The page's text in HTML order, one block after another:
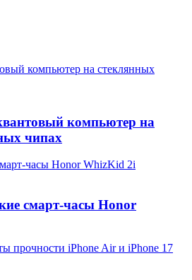
компьютер на стеклянных
компьютер на
чипах
часы Honor WhizKid 2i
смарт-часы Honor
прочности iPhone Air и iPhone 17